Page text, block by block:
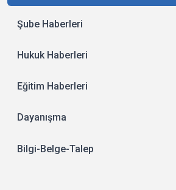
Şube Haberleri
Hukuk Haberleri
Eğitim Haberleri
Dayanışma
Bilgi-Belge-Talep